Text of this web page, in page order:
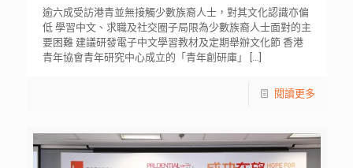
逾六成受訪港青並無接觸少數族裔人士，對其文化認識亦偏
低 學習中文、求職及社交圈子局限為少數族裔人士面對的主
要困難 建議研發電子中文學習教材及定期舉辦文化節 香港
青年協會青年研究中心成立的「青年創研庫」
[…]
閱讀更多